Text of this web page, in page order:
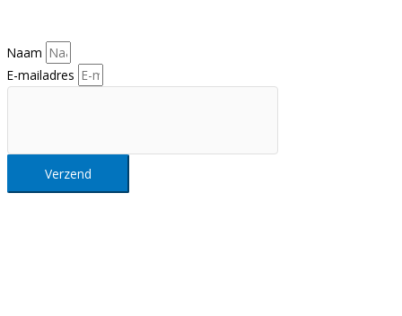
Naam
E-mailadres
Verzend